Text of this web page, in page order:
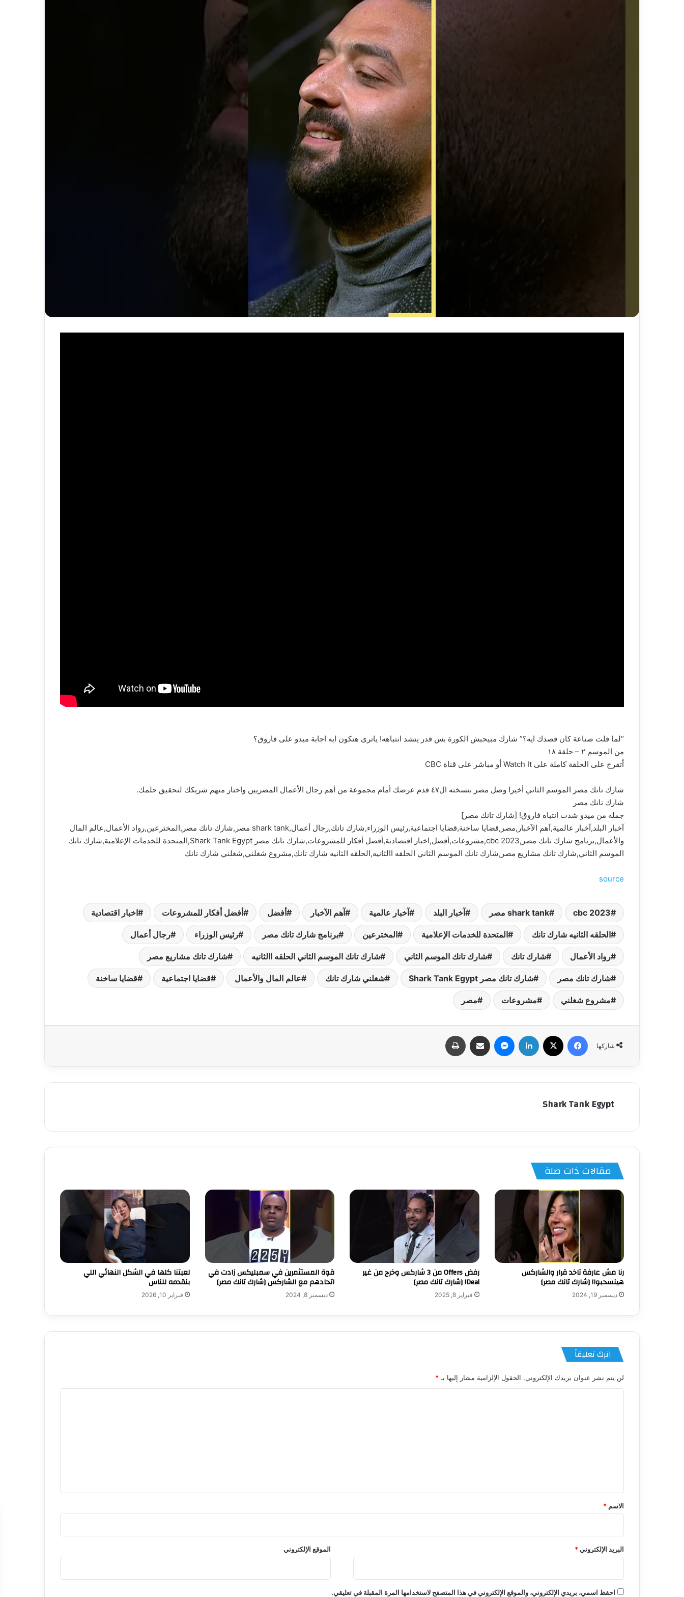
“لما قلت صناعة كان قصدك ايه؟” شارك مبيحبش الكورة بس قدر يتشد انتباهه! ياترى هتكون ايه اجابة ميدو على فاروق؟
من الموسم ٢ – حلقة ١٨
أتفرج على الحلقة كاملة على Watch It أو مباشر على قناة CBC
شارك تانك مصر الموسم الثاني أخيرا وصل مصر بنسخته ال٤٧ قدم عرضك أمام مجموعة من أهم رجال الأعمال المصريين واختار منهم شريكك لتحقيق حلمك.
شارك تانك مصر
جملة من ميدو شدت انتباه فاروق! [شارك تانك مصر]
آخبار البلد,آخبار عالمية,آهم الآخبار,مصر,قضايا ساخنة,قضايا اجتماعية,رئيس الوزراء,شارك تانك,رجال أعمال,shark tank مصر,شارك تانك مصر,المخترعين,رواد الأعمال,عالم المال
والأعمال,برنامج شارك تانك مصر,cbc 2023,مشروعات,أفضل,اخبار اقتصادية,أفضل أفكار للمشروعات,شارك تانك مصر Shark Tank Egypt,المتحدة للخدمات الإعلامية,شارك تانك
الموسم الثاني,شارك تانك مشاريع مصر,شارك تانك الموسم الثاني الحلقه االثانيه,الحلقه الثانيه شارك تانك,مشروع شغلني,شغلني شارك تانك
source
cbc 2023 shark tank مصر آخبار البلد آخبار عالمية آهم الآخبار أفضل أفضل أفكار للمشروعات اخبار اقتصادية
الحلقه الثانيه شارك تانك المتحدة للخدمات الإعلامية المخترعين برنامج شارك تانك مصر رئيس الوزراء رجال أعمال
رواد الأعمال شارك تانك شارك تانك الموسم الثاني شارك تانك الموسم الثاني الحلقه االثانيه شارك تانك مشاريع مصر
شارك تانك مصر شارك تانك مصر Shark Tank Egypt شغلني شارك تانك عالم المال والأعمال قضايا اجتماعية قضايا ساخنة
مشروع شغلني مشروعات مصر
شاركها
فيسبوك لينكدإن ماسنجر مشاركة عبر البريد
Shark Tank Egypt
مقالات ذات صلة
رنا مش عارفة تاخد قرار والشاركس
هينسحبوا! [شارك تانك مصر]
ديسمبر 19, 2024
رفض Offers من 3 شاركس وخرج من غير
Deal! [شارك تانك مصر]
فبراير 8, 2025
قوة المستثمرين في سمبليكس زادت في
اتحادهم مع الشاركس [شارك تانك مصر]
ديسمبر 8, 2024
لعبتنا كلها في الشكل النهائي اللي
بنقدمه للناس
فبراير 10, 2026
اترك تعليقاً
لن يتم نشر عنوان بريدك الإلكتروني. الحقول الإلزامية مشار إليها بـ *
*
الاسم *
البريد الإلكتروني* الموقع الإلكتروني
احفظ اسمي، بريدي الإلكتروني، والموقع الإلكتروني في هذا المتصفح لاستخدامها المرة المقبلة في تعليقي.